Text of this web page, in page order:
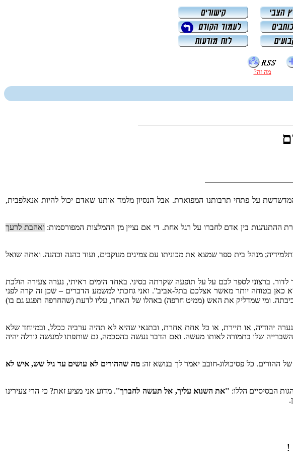
מה זה?
על פתחי תרבותנו המפוארת. אבל הנסיון מלמד אותנו שאדם יכול להיות אנאלפבית,
בין אדם לחברו על רגל אחת. די אם נציין מן ההמלצות המפורסמות: ואהבת לרעך
מנהל בית ספר שמצא את מכוניתו עם צמיגים מנוקבים, ועוד כהנה וכהנה. ואתה שואל
ברצוני לספר לכם על על תופעה שקרתה בסיני. באחד הימים ראיתי, נערה צעירה הולכת
בטוחה יותר מאשר אצלכם בתל-אביב''. ואני גחכתי למשמע הדברים – שכן זה קרה לפני
ומי שמדליק את האש (ממיט חרפה) באהלו של האחר, עליו לדעת (שהחרפה תפגע גם בו)
יהודיה, או תיירת, או כל אחת אחרת, ובתנאי שהיא לא תהיה ערביה ככלל, ובמיוחד שלא
שלו בתמורה לאותו מעשה. ואם הדבר נעשה בהסכמה, גם שותפתו למעשה גורלה יהיה
ההורים. כל פסיכולוג-חובב יאמר לך בנושא זה:מה שההורים לא עושים עד גיל שש, איש לא
הבסיסיים הללו: ''את השנוא עליך, אל תעשה לחברך''. מדוע אני מציע זאת? כי הרי צעירינו
!